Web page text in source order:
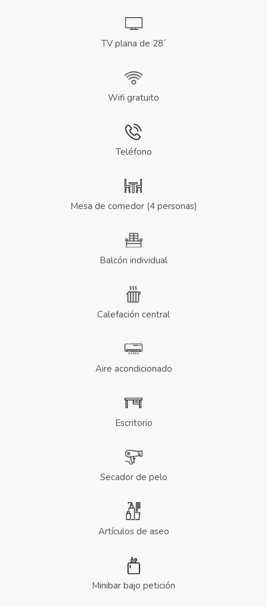
TV plana de 28´
Wifi gratuito
Teléfono
Mesa de comedor (4 personas)
Balcón individual
Calefación central
Aire acondicionado
Escritorio
Secador de pelo
Artículos de aseo
Minibar bajo petición